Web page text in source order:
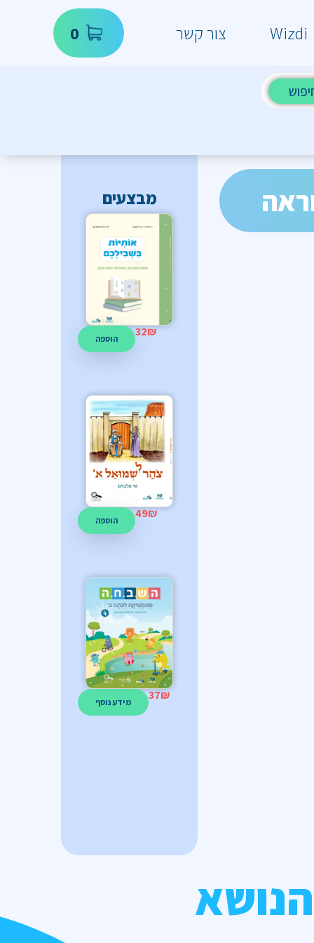
Wizdi צור קשר 0
מבצעים
הוספה 32₪
הוספה 49₪
מידע נוסף 37₪